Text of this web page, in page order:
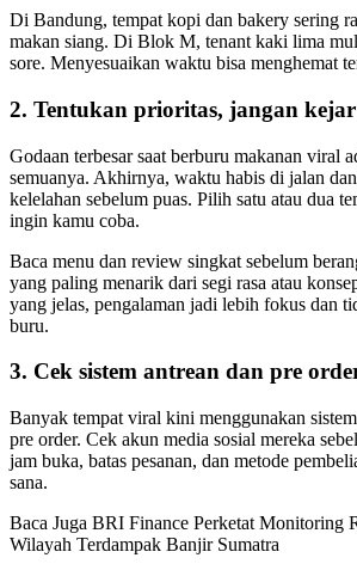
Di Bandung, tempat kopi dan bakery sering
makan siang. Di Blok M, tenant kaki lima
sore. Menyesuaikan waktu bisa menghemat
2. Tentukan prioritas, jangan kejar
Godaan terbesar saat berburu makanan viral
semuanya. Akhirnya, waktu habis di jalan
kelelahan sebelum puas. Pilih satu atau dua
ingin kamu coba.
Baca menu dan review singkat sebelum
yang paling menarik dari segi rasa atau
yang jelas, pengalaman jadi lebih fokus dan
buru.
3. Cek sistem antrean dan pre
Banyak tempat viral kini menggunakan
pre order. Cek akun media sosial mereka
jam buka, batas pesanan, dan metode
sana.
Baca Juga BRI Finance Perketat Monitoring
Wilayah Terdampak Banjir Sumatra